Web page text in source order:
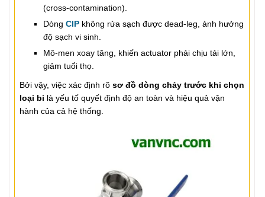
(cross-contamination).
Dòng CIPkhông rửa sạch được dead-leg, ảnh hưởng
độ sạch vi sinh.
Mô-men xoay tăng, khiến actuator phải chịu tải lớn,
giảm tuổi thọ.
Bởi vậy, việc xác định rõ sơ đồ dòng chảy trước khi chọn
loại bi là yếu tố quyết định độ an toàn và hiệu quả vận
hành của cả hệ thống.